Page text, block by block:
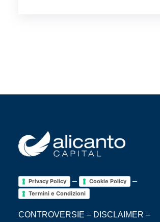
Privacy Policy – Cookie Policy –
Termini e Condizioni
CONTROVERSIE – DISCLAIMER –